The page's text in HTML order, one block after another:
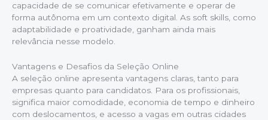
capacidade de se comunicar efetivamente e operar de
forma autônoma em um contexto digital. As soft skills, como
adaptabilidade e proatividade, ganham ainda mais
relevância nesse modelo.
Vantagens e Desafios da Seleção Online
A seleção online apresenta vantagens claras, tanto para
empresas quanto para candidatos. Para os profissionais,
significa maior comodidade, economia de tempo e dinheiro
com deslocamentos, e acesso a vagas em outras cidades